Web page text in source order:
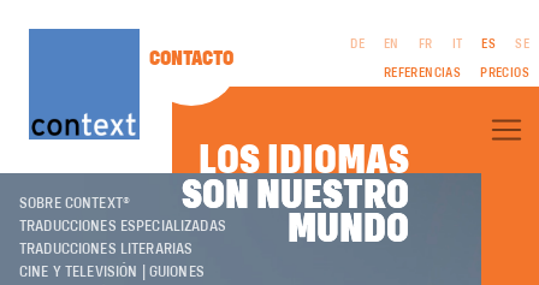
LOS IDIOMAS
SON NUESTRO
MUNDO
SON NUESTRO
MUNDO
DE EN FR IT ES
SE
REFERENCIAS
PRECIOS
SOBRE CONTEXT®
TRADUCCIONES ESPECIALIZADAS
TRADUCCIONES LITERARIAS
CINE Y TELEVISIÓN | GUIONES
CONTACTO